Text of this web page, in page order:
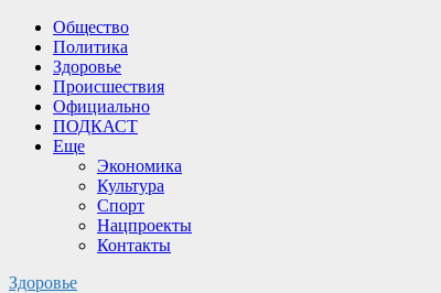
Общество
Политика
Здоровье
Происшествия
Официально
ПОДКАСТ
Еще
Экономика
Культура
Спорт
Нацпроекты
Контакты
Здоровье